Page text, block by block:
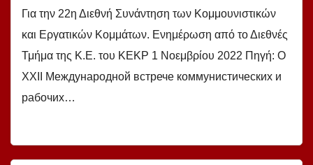
Συνάντηση των Κομμουνιστικών και
Εργατικών Κομμάτων. Ενημέρωση από
το Διεθνές Τμήμα της Κ.Ε. του ΚΕΚΡ.
Για την 22η Διεθνή Συνάντηση των Κομμουνιστικών
και Εργατικών Κομμάτων. Ενημέρωση από το Διεθνές
Τμήμα της Κ.Ε. του ΚΕΚΡ 1 Νοεμβρίου 2022 Πηγή: О
XXII Международной встрече коммунистических и
рабочих…